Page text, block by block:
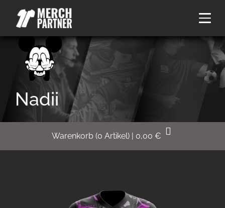
Nadii
Warenkorb (0 Artikel) | 0,00 €